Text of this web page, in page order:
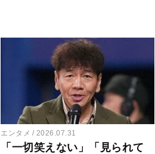
エンタメ 2026.07.31
「一切笑えない」「見られて